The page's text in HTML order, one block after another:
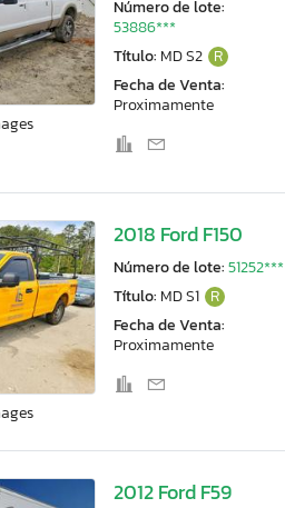
Número de lote:
53886***
Título: MD S2 R
Fecha de Venta:
Proximamente
2018 Ford F150
Número de lote:51252***
Título: MD S1 R
Fecha de Venta:
Proximamente
2012 Ford F59